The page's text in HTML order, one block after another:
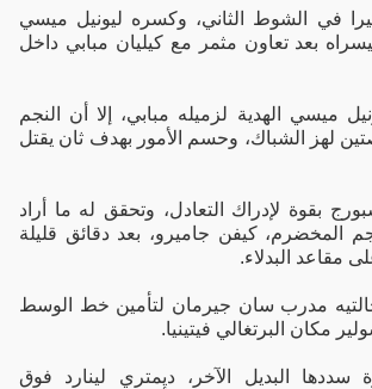
في الشوط الثاني، وكسره ليونيل ميسي
بعد تعاون مثمر مع كيليان مبابي داخل
ميسي الهدية لزميله مبابي، إلا أن النجم
لهز الشباك، وحسم الأمور بهدف ثان يقتل
بقوة لإدراك التعادل، وتحقق له ما أراد
المخضرم، كيفن جاميرو، بعد دقائق قليلة
مقاعد البدلاء.
مدرب سان جيرمان لتأمين خط الوسط
مكان البرتغالي فيتينيا.
سددها البديل الآخر، ديمتري لينارد فوق